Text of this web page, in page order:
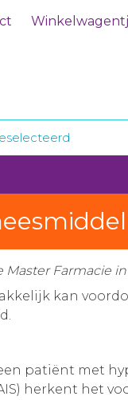
Farmacie
kan
patiënt met
herkent het